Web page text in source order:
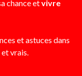
chance etvivre
et astuces dans
vrais.